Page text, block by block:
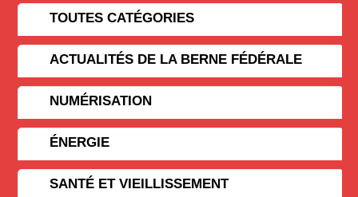
TOUTES CATÉGORIES
ACTUALITÉS DE LA BERNE FÉDÉRALE
NUMÉRISATION
ÉNERGIE
SANTÉ ET VIEILLISSEMENT